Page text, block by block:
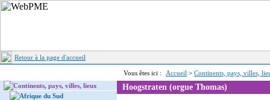
Retour à la page d'accueil
Vous êtes ici : Accueil > Continents, pays, villes,
Continents, pays, villes, lieux
Afrique du Sud
Hoogstraten (orgue Thomas)